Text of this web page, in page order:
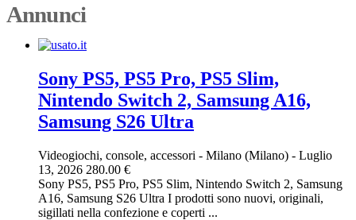
Annunci
Sony PS5, PS5 Pro, PS5 Slim,
Nintendo Switch 2, Samsung A16,
Samsung S26 Ultra
Videogiochi, console, accessori - Milano (Milano) - Luglio
13, 2026 280.00 €
Sony PS5, PS5 Pro, PS5 Slim, Nintendo Switch 2, Samsung
A16, Samsung S26 Ultra I prodotti sono nuovi, originali,
sigillati nella confezione e coperti ...